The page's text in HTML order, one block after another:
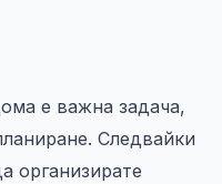
е важна задача,
Следвайки
организирате